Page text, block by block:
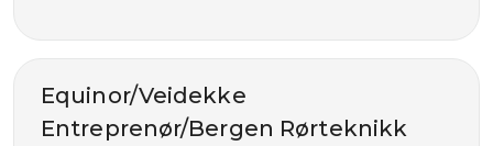
Equinor/Veidekke
Entreprenør/Bergen Rørteknikk